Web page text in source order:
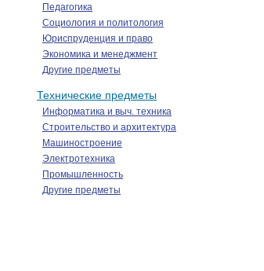
Педагогика
Социология и политология
Юриспруденция и право
Экономика и менеджмент
Другие предметы
Технические предметы
Информатика и выч. техника
Строительство и архитектура
Машиностроение
Электротехника
Промышленность
Другие предметы